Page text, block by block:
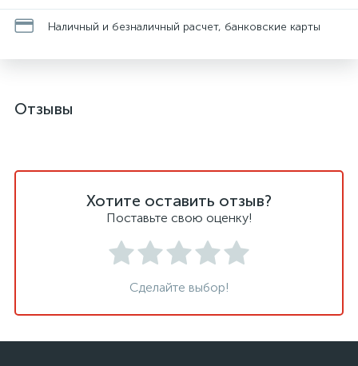
Наличный и безналичный расчет, банковские карты
Отзывы
Хотите оставить отзыв?
Поставьте свою оценку!
Сделайте выбор!